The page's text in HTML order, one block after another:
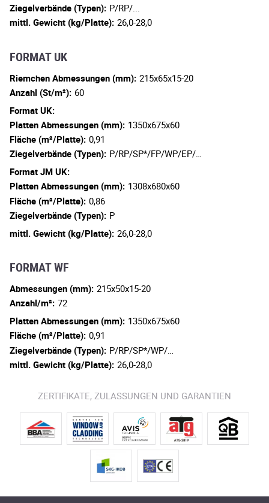
Ziegelverbände (Typen): P/RP/...
mittl. Gewicht (kg/Platte): 26,0-28,0
FORMAT UK
Riemchen Abmessungen (mm): 215x65x15-20
Anzahl (St/m²): 60
Format UK:
Platten Abmessungen (mm): 1350x675x60
Fläche (m²/Platte): 0,91
Ziegelverbände (Typen): P/RP/SP*/FP/WP/EP/…
Format JM UK:
Platten Abmessungen (mm): 1308x680x60
Fläche (m²/Platte): 0,86
Ziegelverbände (Typen): P
mittl. Gewicht (kg/Platte): 26,0-28,0
FORMAT WF
Abmessungen (mm): 215x50x15-20
Anzahl/m²: 72
Platten Abmessungen (mm): 1350x675x60
Fläche (m²/Platte): 0,91
Ziegelverbände (Typen): P/RP/SP*/WP/…
mittl. Gewicht (kg/Platte): 26,0-28,0
ZERTIFIKATE, ZULASSUNGEN UND GARANTIEN